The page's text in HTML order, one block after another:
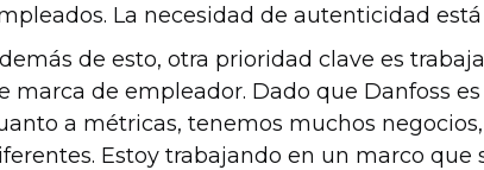
La necesidad de autenticidad está
de esto, otra prioridad clave es
marca de empleador. Dado que Danfoss
a métricas, tenemos muchos
Estoy trabajando en un marco que